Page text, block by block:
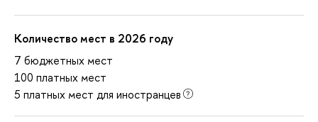
Количество мест в 2026 году
7 бюджетных мест
100 платных мест
5 платных мест для иностранцев